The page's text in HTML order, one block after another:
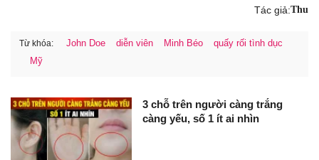
Tác giả:Thu
Từ khóa: John Doe diễn viên Minh Béo
quấy rối tình dục
Mỹ
3 chỗ trên người càng trắng
càng yếu, số 1 ít ai nhìn